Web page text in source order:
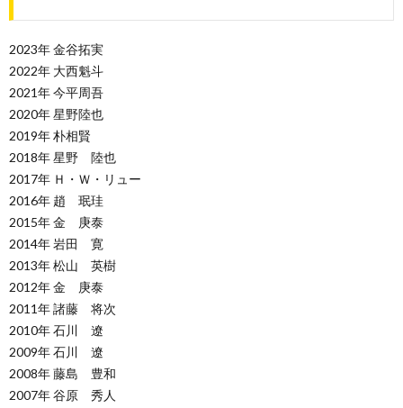
2023年 金谷拓実
2022年 大西魁斗
2021年 今平周吾
2020年 星野陸也
2019年 朴相賢
2018年 星野 陸也
2017年 Ｈ・Ｗ・リュー
2016年 趙 珉珪
2015年 金 庚泰
2014年 岩田 寛
2013年 松山 英樹
2012年 金 庚泰
2011年 諸藤 将次
2010年 石川 遼
2009年 石川 遼
2008年 藤島 豊和
2007年 谷原 秀人